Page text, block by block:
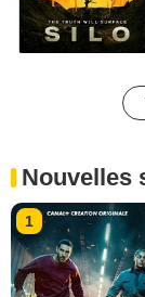
Nouvelles
1